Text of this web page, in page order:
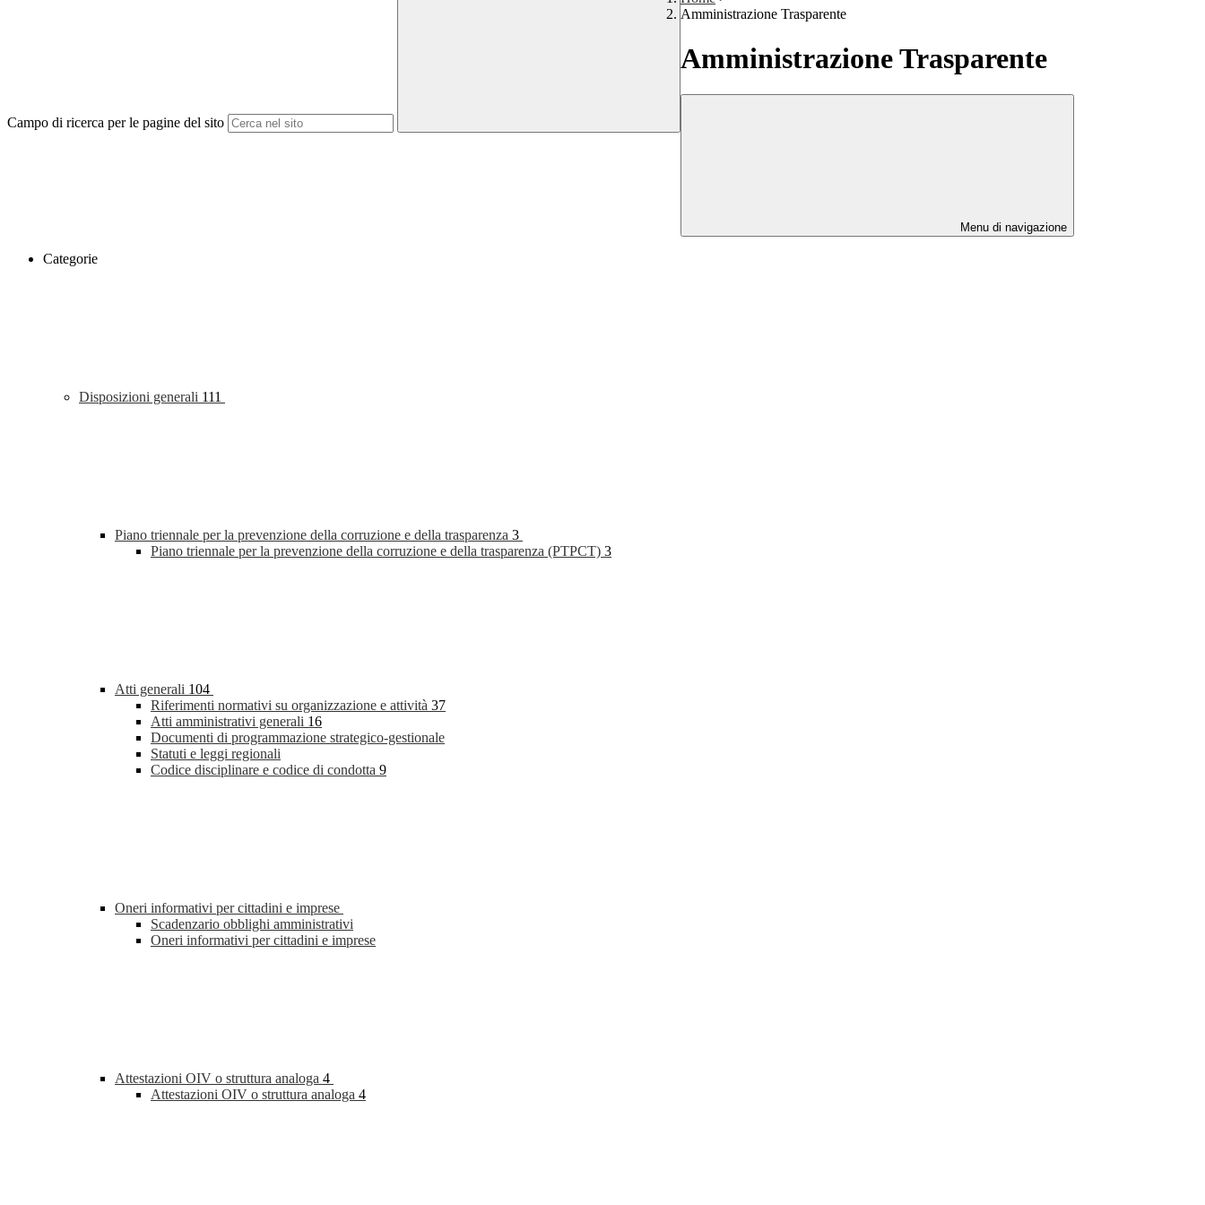
Campo di ricerca per le pagine del sito
Amministrazione Trasparente
Amministrazione Trasparente
Menu di navigazione
Categorie
Disposizioni generali 111
Piano triennale per la prevenzione della corruzione e della trasparenza 3
Piano triennale per la prevenzione della corruzione e della trasparenza (PTPCT) 3
Atti generali 104
Riferimenti normativi su organizzazione e attività 37
Atti amministrativi generali 16
Documenti di programmazione strategico-gestionale
Statuti e leggi regionali
Codice disciplinare e codice di condotta 9
Oneri informativi per cittadini e imprese
Scadenzario obblighi amministrativi
Oneri informativi per cittadini e imprese
Attestazioni OIV o struttura analoga 4
Attestazioni OIV o struttura analoga 4